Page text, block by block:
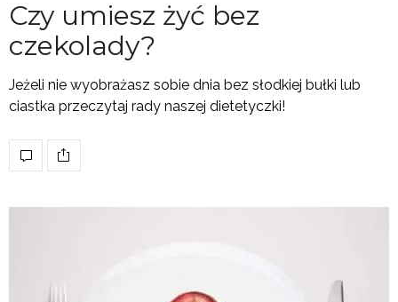
Czy umiesz żyć bez
czekolady?
Jeżeli nie wyobrażasz sobie dnia bez słodkiej bułki lub
ciastka przeczytaj rady naszej dietetyczki!